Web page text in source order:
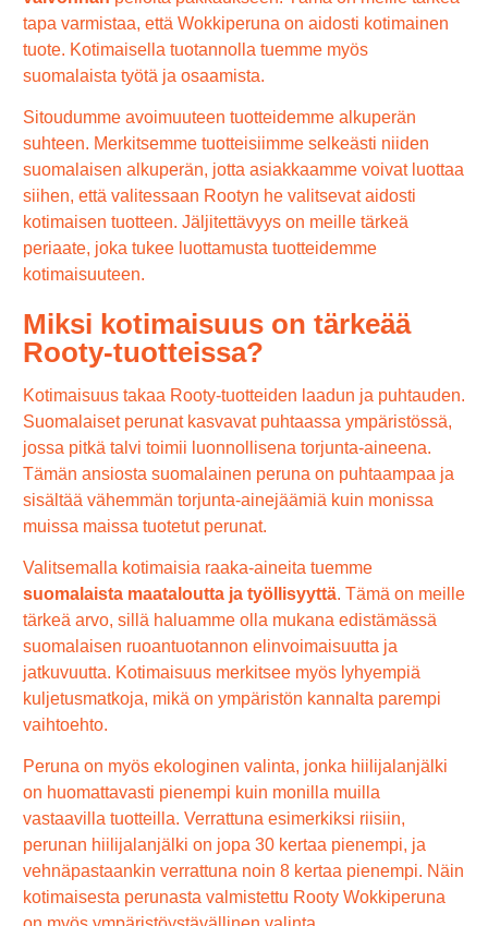
tapa varmistaa, että Wokkiperuna on aidosti kotimainen
tuote. Kotimaisella tuotannolla tuemme myös
suomalaista työtä ja osaamista.
Sitoudumme avoimuuteen tuotteidemme alkuperän
suhteen. Merkitsemme tuotteisiimme selkeästi niiden
suomalaisen alkuperän, jotta asiakkaamme voivat luottaa
siihen, että valitessaan Rootyn he valitsevat aidosti
kotimaisen tuotteen. Jäljitettävyys on meille tärkeä
periaate, joka tukee luottamusta tuotteidemme
kotimaisuuteen.
Miksi kotimaisuus on tärkeää
Rooty-tuotteissa?
Kotimaisuus takaa Rooty-tuotteiden laadun ja puhtauden.
Suomalaiset perunat kasvavat puhtaassa ympäristössä,
jossa pitkä talvi toimii luonnollisena torjunta-aineena.
Tämän ansiosta suomalainen peruna on puhtaampaa ja
sisältää vähemmän torjunta-ainejäämiä kuin monissa
muissa maissa tuotetut perunat.
Valitsemalla kotimaisia raaka-aineita tuemme
suomalaista maataloutta ja työllisyyttä. Tämä on meille
tärkeä arvo, sillä haluamme olla mukana edistämässä
suomalaisen ruoantuotannon elinvoimaisuutta ja
jatkuvuutta. Kotimaisuus merkitsee myös lyhyempiä
kuljetusmatkoja, mikä on ympäristön kannalta parempi
vaihtoehto.
Peruna on myös ekologinen valinta, jonka hiilijalanjälki
on huomattavasti pienempi kuin monilla muilla
vastaavilla tuotteilla. Verrattuna esimerkiksi riisiin,
perunan hiilijalanjälki on jopa 30 kertaa pienempi, ja
vehnäpastaankin verrattuna noin 8 kertaa pienempi. Näin
kotimaisesta perunasta valmistettu Rooty Wokkiperuna